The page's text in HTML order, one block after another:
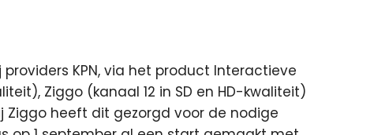
KPN, via het product Interactieve
Ziggo (kanaal 12 in SD en HD-kwaliteit)
Ziggo heeft dit gezorgd voor de nodige